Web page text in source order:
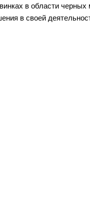
в области
в своей